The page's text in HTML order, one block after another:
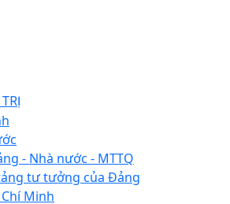
- Nhà nước - MTTQ
tư tưởng của Đảng
Minh